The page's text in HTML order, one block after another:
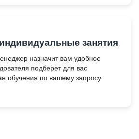
занятия
назначит вам удобное
подберет для вас
обучения по вашему запросу